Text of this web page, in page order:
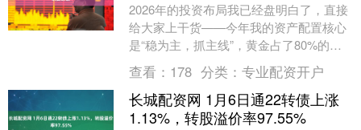
2026年的投资布局我已经盘明白了，直接
给大家上干货——今年我的资产配置核心
是“稳为主，抓主线”，黄金占了80%的仓
位，剩下20%分给白银和12个政策风口板
块，....
查看： 178 分类： 专业配资开户
长城配资网 1月6日通22转债上涨
1.13%，转股溢价率97.55%